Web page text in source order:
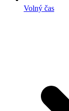
Volný čas